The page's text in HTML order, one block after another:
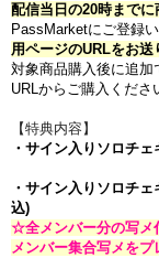
配信当日の20時まで
PassMarketにご登録
用ページのURLをお送
対象商品購入後に追加
URLからご購入くださ
【特典内容】
・サイン入りソロチ
・サイン入りソロチェ
込)
☆全メンバー分の写メ
メンバー集合写メをプ